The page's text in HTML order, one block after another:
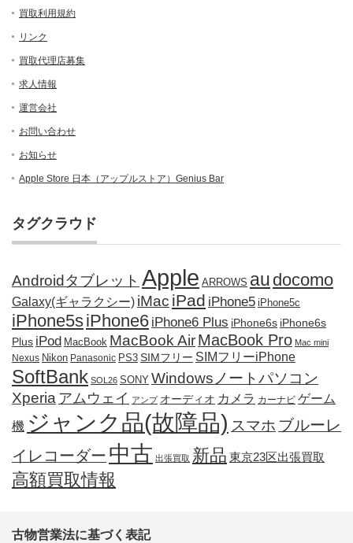
買取利用規約
リンク
買取代理店募集
求人情報
運営会社
お問い合わせ
お知らせ
Apple Store 日本（アップルストア）Genius Bar
タグクラウド
Androidタブレット Apple ARROWS au docomo
Galaxy(ギャラクシー) iMac iPad iPhone5 iPhone5c
iPhone5siPhone6 iPhone6 Plus iPhone6s iPhone6s
Plus iPod MacBook MacBook AirMacBook Pro Mac mini
Nexus Nikon Panasonic PS3 SIMフリー SIMフリーiPhone
SoftBank SOL26 SONY Windowsノートパソコン
Xperia アムウェイ アンプ オーディオ カメラ カーナビ ゲーム
機 ジャンク品(故障品) スマホ ブルーレ
イレコーダー 中古 出張買取 新品 東京23区出張買取
高額買取情報
古物営業法に基づく表記